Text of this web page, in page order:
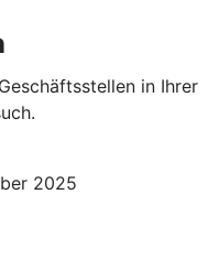
in Ihrer
2025